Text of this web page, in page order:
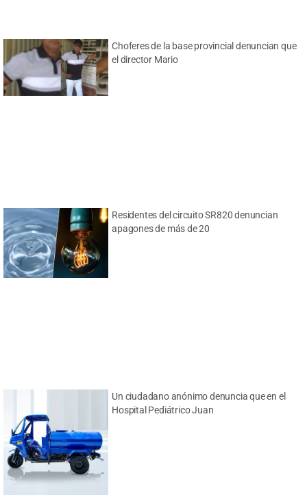
Choferes de la base provincial denuncian que
el director Mario
Residentes del circuito SR820 denuncian
apagones de más de 20
Un ciudadano anónimo denuncia que en el
Hospital Pediátrico Juan